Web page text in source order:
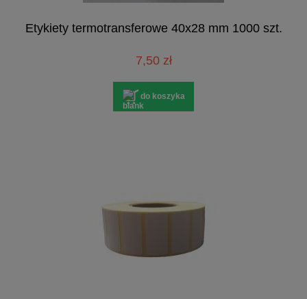
Etykiety termotransferowe 40x28 mm 1000 szt.
7,50 zł
do koszyka